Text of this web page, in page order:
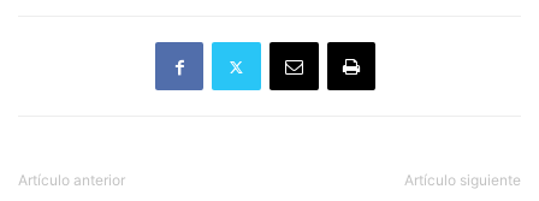
Artículo anterior Artículo siguiente